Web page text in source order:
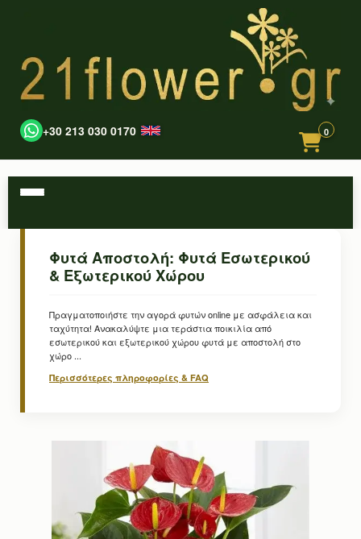
+30 213 030 0170 0
Φυτά Αποστολή: Φυτά Εσωτερικού
& Εξωτερικού Χώρου
Πραγματοποιήστε την αγορά φυτών online με ασφάλεια και
ταχύτητα! Ανακαλύψτε μια τεράστια ποικιλία από
εσωτερικού και εξωτερικού χώρου φυτά με αποστολή στο
χώρο ...
Περισσότερες πληροφορίες & FAQ